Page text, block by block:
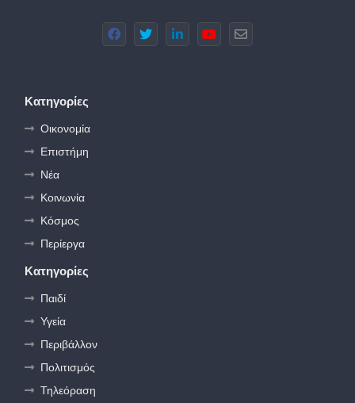
Κατηγορίες
Οικονομία
Επιστήμη
Νέα
Κοινωνία
Κόσμος
Περίεργα
Κατηγορίες
Παιδί
Υγεία
Περιβάλλον
Πολιτισμός
Τηλεόραση